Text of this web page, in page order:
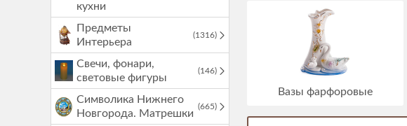
кухни
Предметы
Интерьера
(1316)
Свечи, фонари,
световые фигуры
(146)
Символика Нижнего
Новгорода. Матрешки
(665)
Вазы фарфоровые